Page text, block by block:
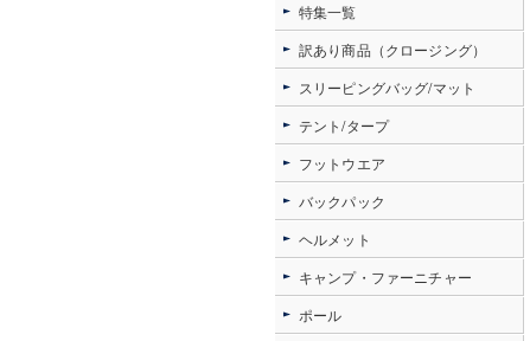
特集一覧
訳あり商品（クロージング）
スリーピングバッグ/マット
テント/タープ
フットウエア
バックパック
ヘルメット
キャンプ・ファーニチャー
ポール